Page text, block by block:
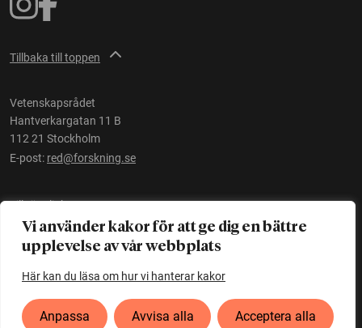
Vi använder kakor för att ge dig en bättre
upplevelse av vår webbplats
Här kan du läsa om hur vi hanterar kakor
Anpassa Avvisa alla Acceptera alla
Tillbaka till toppen
Vetenskapsrådet
Hantverkargatan 11 B
112 21 Stockholm
E-post: red@forskning.se
Tillgänglighet
Ett initiativ avVetenskapsrådet